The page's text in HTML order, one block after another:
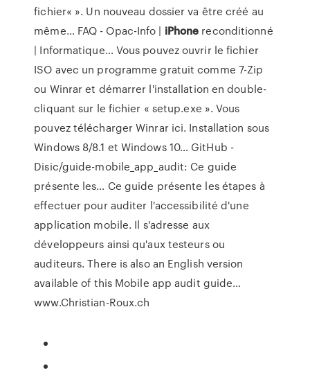
fichier« ». Un nouveau dossier va être créé au
même… FAQ - Opac-Info | iPhone reconditionné
| Informatique… Vous pouvez ouvrir le fichier
ISO avec un programme gratuit comme 7-Zip
ou Winrar et démarrer l'installation en double-
cliquant sur le fichier « setup.exe ». Vous
pouvez télécharger Winrar ici. Installation sous
Windows 8/8.1 et Windows 10… GitHub -
Disic/guide-mobile_app_audit: Ce guide
présente les… Ce guide présente les étapes à
effectuer pour auditer l'accessibilité d'une
application mobile. Il s'adresse aux
développeurs ainsi qu'aux testeurs ou
auditeurs. There is also an English version
available of this Mobile app audit guide…
www.Christian-Roux.ch